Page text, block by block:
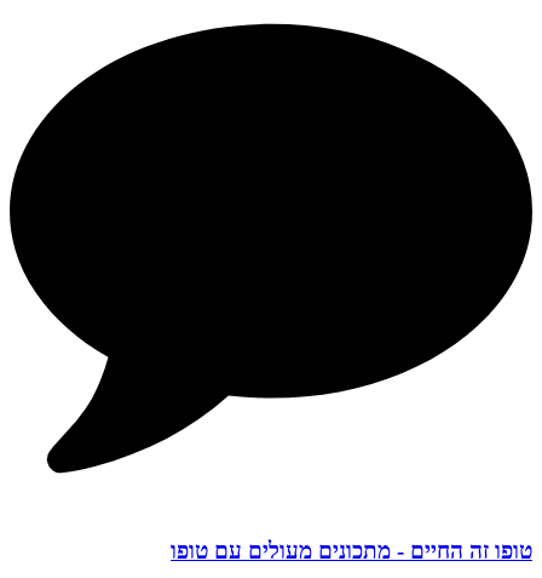
טופו זה החיים - מתכונים מעולים עם טופו